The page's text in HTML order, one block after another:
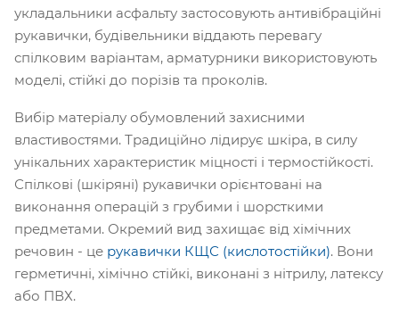
укладальники асфальту застосовують антивібраційні
рукавички, будівельники віддають перевагу
спілковим варіантам, арматурники використовують
моделі, стійкі до порізів та проколів.
Вибір матеріалу обумовлений захисними
властивостями. Традиційно лідирує шкіра, в силу
унікальних характеристик міцності і термостійкості.
Спілкові (шкіряні) рукавички орієнтовані на
виконання операцій з грубими і шорсткими
предметами. Окремий вид захищає від хімічних
речовин - це рукавички КЩС (кислотостійки). Вони
герметичні, хімічно стійкі, виконані з нітрилу, латексу
або ПВХ.